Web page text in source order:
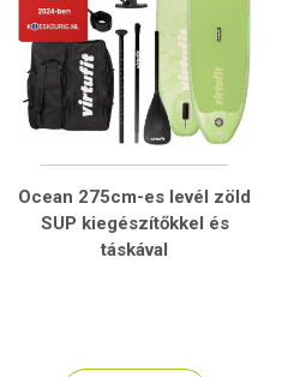
Ocean 275cm-es levél zöld
SUP kiegészítőkkel és
táskával